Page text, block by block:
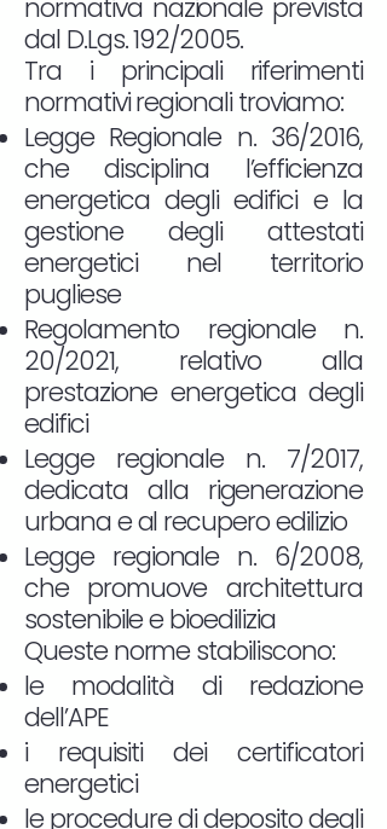
normativa nazionale prevista
dal D.Lgs. 192/2005.
Tra i principali riferimenti
normativi regionali troviamo:
Legge Regionale n. 36/2016,
che disciplina l’efficienza
energetica degli edifici e la
gestione degli attestati
energetici nel territorio
pugliese
Regolamento regionale n.
20/2021, relativo alla
prestazione energetica degli
edifici
Legge regionale n. 7/2017,
dedicata alla rigenerazione
urbana e al recupero edilizio
Legge regionale n. 6/2008,
che promuove architettura
sostenibile e bioedilizia
Queste norme stabiliscono:
le modalità di redazione
dell’APE
i requisiti dei certificatori
energetici
le procedure di deposito degli